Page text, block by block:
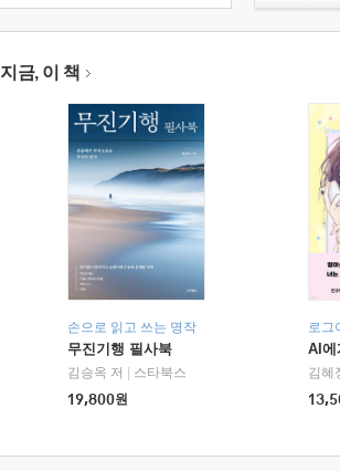
지금, 이 책
손으로 읽고 쓰는 명작
무진기행 필사북
김승옥 저
스타북스
19,800원
로그
AI에
김혜